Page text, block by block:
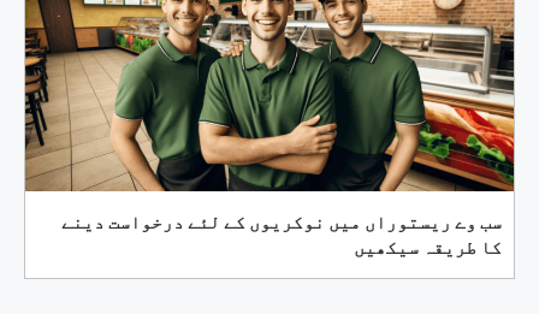
سب وے ریستوراں میں نوکریوں کے لئے درخواست دینے
کا طریقہ سیکھیں